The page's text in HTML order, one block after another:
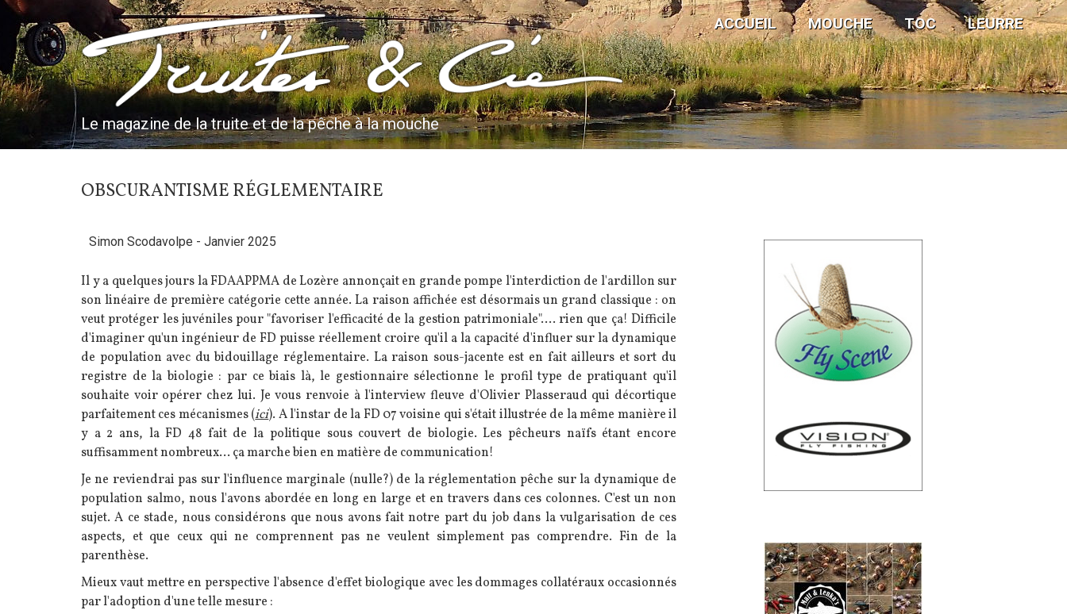
Aller
contenu
principal
Truites & Cie
Le magazine de la truite et de la pêche à la mouche
ACCUEIL MOUCHE TOC LEURRE
OBSCURANTISME RÉGLEMENTAIRE
Simon Scodavolpe - Janvier 2025
Il y a quelques jours la FDAAPPMA de Lozère annonçait en grande pompe l'interdiction de l'ardillon sur
son linéaire de première catégorie cette année. La raison affichée est désormais un grand classique : on
veut protéger les juvéniles pour "favoriser l'efficacité de la gestion patrimoniale".... rien que ça! Difficile
d'imaginer qu'un ingénieur de FD puisse réellement croire qu'il a la capacité d'influer sur la dynamique
de population avec du bidouillage réglementaire. La raison sous-jacente est en fait ailleurs et sort du
registre de la biologie : par ce biais là, le gestionnaire sélectionne le profil type de pratiquant qu'il
souhaite voir opérer chez lui. Je vous renvoie à l'interview fleuve d'Olivier Plasseraud qui décortique
parfaitement ces mécanismes (ici). A l'instar de la FD 07 voisine qui s'était illustrée de la même manière il
y a 2 ans, la FD 48 fait de la politique sous couvert de biologie. Les pêcheurs naïfs étant encore
suffisamment nombreux... ça marche bien en matière de communication!
Je ne reviendrai pas sur l'influence marginale (nulle?) de la réglementation pêche sur la dynamique de
population salmo, nous l'avons abordée en long en large et en travers dans ces colonnes. C'est un non
sujet. A ce stade, nous considérons que nous avons fait notre part du job dans la vulgarisation de ces
aspects, et que ceux qui ne comprennent pas ne veulent simplement pas comprendre. Fin de la
parenthèse.
Mieux vaut mettre en perspective l'absence d'effet biologique avec les dommages collatéraux occasionnés
par l'adoption d'une telle mesure :